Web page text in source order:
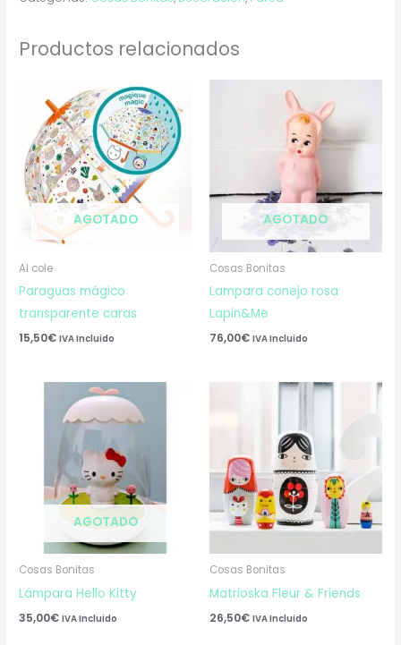
Productos relacionados
AGOTADO
Al cole
Paraguas mágico
transparente caras
15,50€ IVA Incluido
AGOTADO
Cosas Bonitas
Lampara conejo rosa
Lapin&Me
76,00€ IVA Incluido
AGOTADO
Cosas Bonitas
Lámpara Hello Kitty
35,00€ IVA Incluido
Cosas Bonitas
Matrioska Fleur & Friends
26,50€ IVA Incluido